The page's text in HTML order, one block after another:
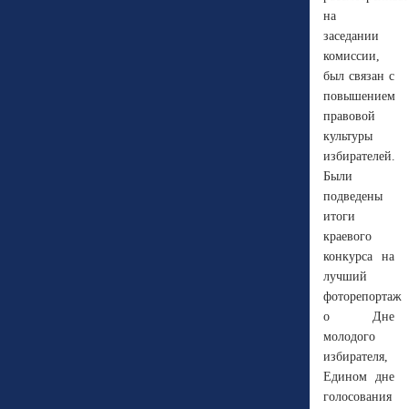
на
заседании
комиссии,
был связан с
повышением
правовой
культуры
избирателей.
Были
подведены
итоги
краевого
конкурса на
лучший
фоторепортаж
о Дне
молодого
избирателя,
Едином дне
голосования